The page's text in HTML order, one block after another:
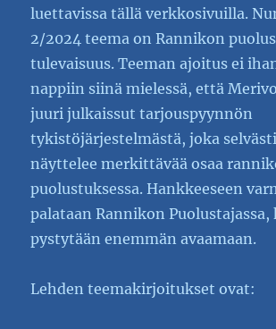
luettavissa tällä verkkosivuilla.
2/2024 teema on Rannikon
tulevaisuus. Teeman ajoitus ei
nappiin siinä mielessä, että
juuri julkaissut tarjouspyynnön
tykistöjärjestelmästä, joka
näyttelee merkittävää osaa
puolustuksessa. Hankkeeseen
palataan Rannikon Puolustajassa,
pystytään enemmän avaamaan.
Lehden teemakirjoitukset ovat: